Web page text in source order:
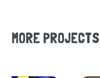
MORE PROJECTS